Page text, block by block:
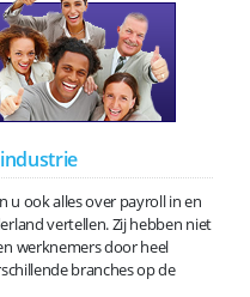
u ook alles over payroll in en
vertellen. Zij hebben niet
werknemers door heel
branches op de